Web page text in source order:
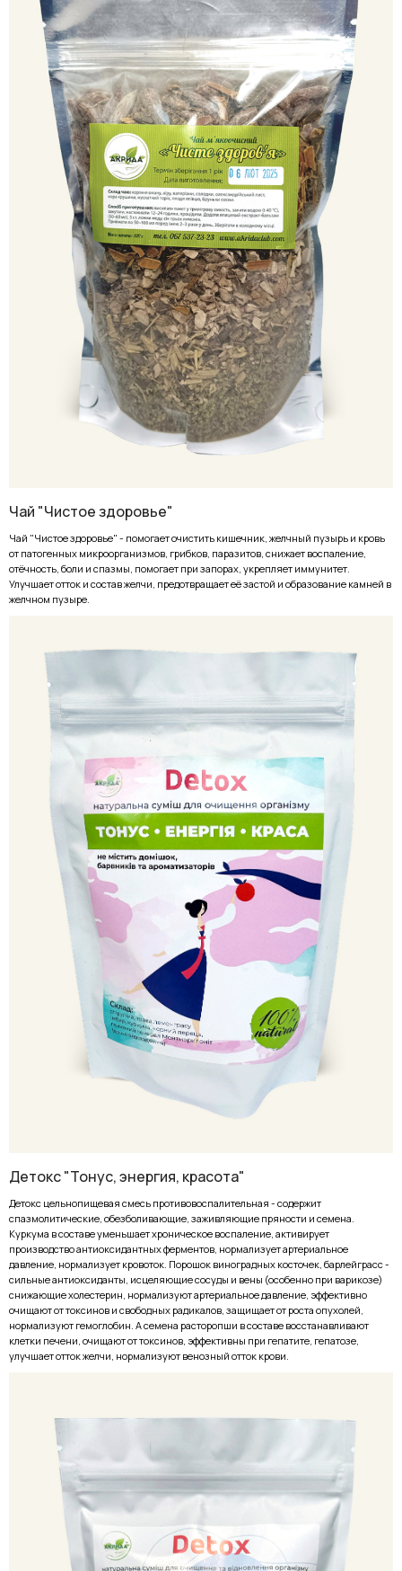
Чай "Чистое здоровье"
Чай "Чистое здоровье" - помогает очистить кишечник, желчный пузырь и кровь
от патогенных микроорганизмов, грибков, паразитов, снижает воспаление,
отёчность, боли и спазмы, помогает при запорах, укрепляет иммунитет.
Улучшает отток и состав желчи, предотвращает её застой и образование камней в
желчном пузыре.
Детокс "Тонус, энергия, красота"
Детокс цельнопищевая смесь противовоспалительная - содержит
спазмолитические, обезболивающие, заживляющие пряности и семена.
Куркума в составе уменьшает хроническое воспаление, активирует
производство антиоксидантных ферментов, нормализует артериальное
давление, нормализует кровоток. Порошок виноградных косточек, барлейграсс -
сильные антиоксиданты, исцеляющие сосуды и вены (особенно при варикозе)
снижающие холестерин, нормализуют артериальное давление, эффективно
очищают от токсинов и свободных радикалов, защищает от роста опухолей,
нормализуют гемоглобин. А семена расторопши в составе восстанавливают
клетки печени, очищают от токсинов, эффективны при гепатите, гепатозе,
улучшает отток желчи, нормализуют венозный отток крови.